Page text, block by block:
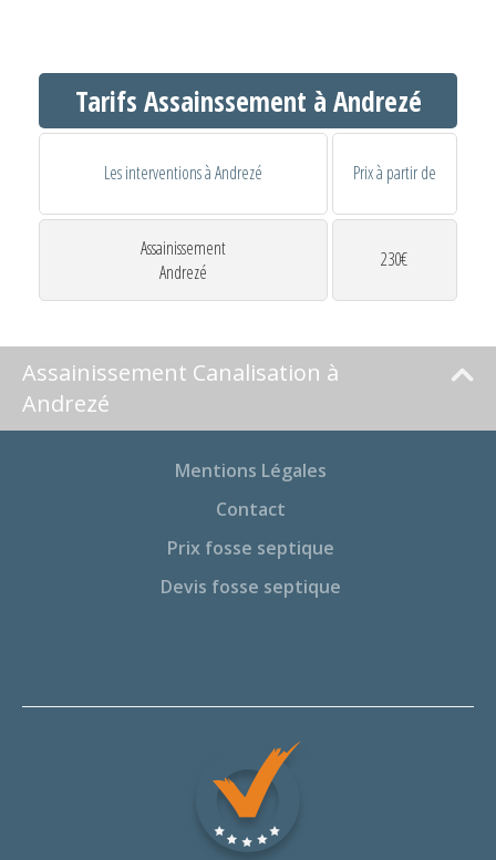
Tarifs Assainssement à Andrezé
Les interventions à Andrezé Prix à partir de
Assainissement
Andrezé
230€
Assainissement Canalisation à
Andrezé
Mentions Légales
Contact
Prix fosse septique
Devis fosse septique